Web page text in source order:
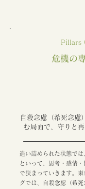
Pillars
危機の
自殺念慮（希死念慮
む局面で、守りと
追い詰められた状態で
といって、思考・感情
で狭まっていきます。
グでは、自殺念慮（希